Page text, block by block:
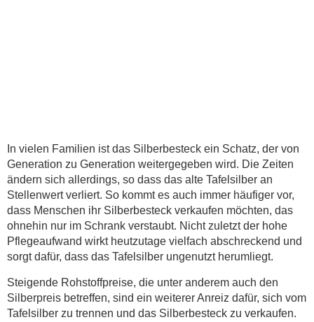
In vielen Familien ist das Silberbesteck ein Schatz, der von
Generation zu Generation weitergegeben wird. Die Zeiten
ändern sich allerdings, so dass das alte Tafelsilber an
Stellenwert verliert. So kommt es auch immer häufiger vor,
dass Menschen ihr Silberbesteck verkaufen möchten, das
ohnehin nur im Schrank verstaubt. Nicht zuletzt der hohe
Pflegeaufwand wirkt heutzutage vielfach abschreckend und
sorgt dafür, dass das Tafelsilber ungenutzt herumliegt.
Steigende Rohstoffpreise, die unter anderem auch den
Silberpreis betreffen, sind ein weiterer Anreiz dafür, sich vom
Tafelsilber zu trennen und das Silberbesteck zu verkaufen.